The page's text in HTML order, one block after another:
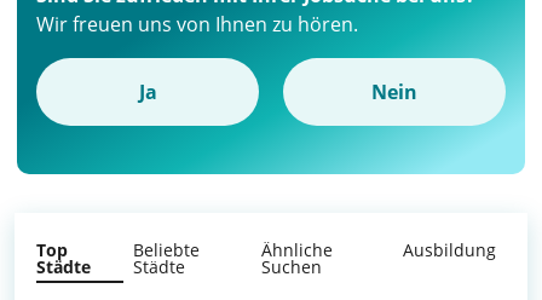
Wir freuen uns von Ihnen zu hören.
Ja Nein
Top
Städte
Beliebte
Städte
Ähnliche
Suchen
Ausbildung